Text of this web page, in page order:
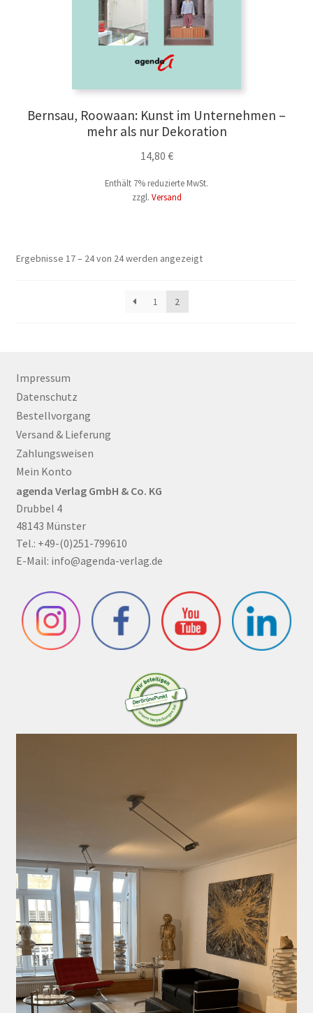
Bernsau, Roowaan: Kunst im Unternehmen –
mehr als nur Dekoration
14,80 €
Enthält 7% reduzierte MwSt.
zzgl. Versand
Ergebnisse 17 – 24 von 24 werden angezeigtNach
1
2
Impressum
Datenschutz
Bestellvorgang
Versand & Lieferung
Zahlungsweisen
Mein Konto
agenda Verlag GmbH & Co. KG
Drubbel 4
48143 Münster
Tel.: +49-(0)251-799610
E-Mail: info@agenda-verlag.de